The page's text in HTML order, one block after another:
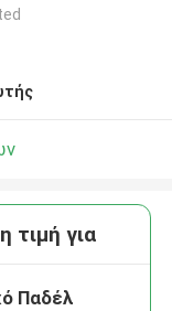
τιμή για
Παδέλ